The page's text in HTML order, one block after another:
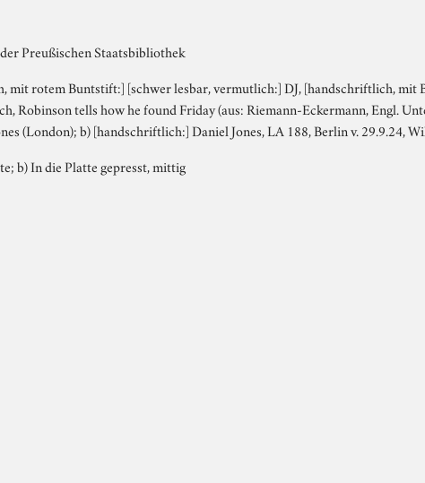
Preußischen Staatsbibliothek
mit rotem Buntstift:] [schwer lesbar, vermutlich:] DJ, [handschriftlich,
Robinson tells how he found Friday (aus: Riemann-Eckermann, Engl.
(London); b) [handschriftlich:] Daniel Jones, LA 188, Berlin v. 29.9.24,
b) In die Platte gepresst, mittig